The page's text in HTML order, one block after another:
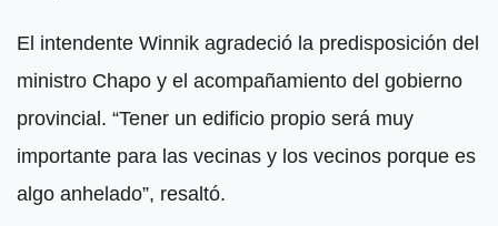
El intendente Winnik agradeció la predisposición del
ministro Chapo y el acompañamiento del gobierno
provincial. “Tener un edificio propio será muy
importante para las vecinas y los vecinos porque es
algo anhelado”, resaltó.